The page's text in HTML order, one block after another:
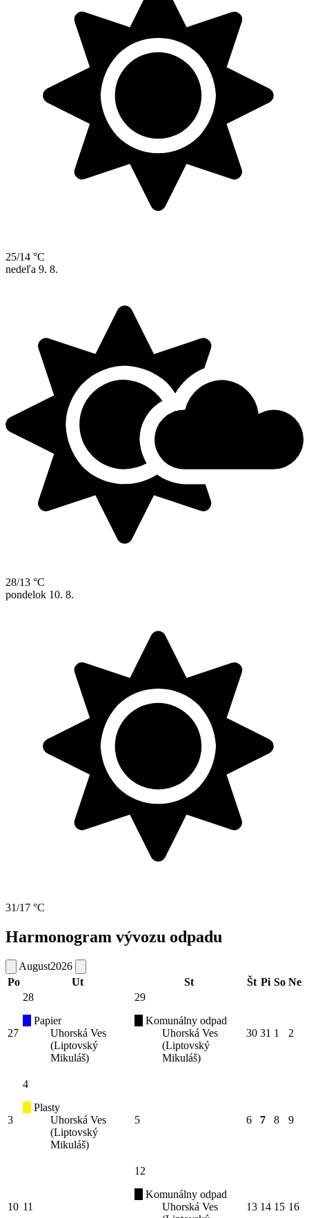
25/14 °C
nedeľa 9. 8.
28/13 °C
pondelok 10. 8.
31/17 °C
Harmonogram vývozu odpadu
August2026
Po
Ut St Št Pi So Ne
27
28
Papier
Uhorská Ves
(Liptovský
Mikuláš)
29
Komunálny odpad
Uhorská Ves
(Liptovský
Mikuláš)
30 31 1 2
3
4
Plasty
Uhorská Ves
(Liptovský
Mikuláš)
5 6 7 8 9
10 11
12
Komunálny odpad
Uhorská Ves
13 14 15 16